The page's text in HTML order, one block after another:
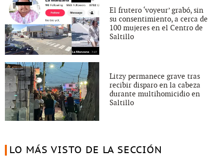
El frutero ‘voyeur’ grabó, sin
su consentimiento, a cerca de
100 mujeres en el Centro de
Saltillo
Litzy permanece grave tras
recibir disparo en la cabeza
durante multihomicidio en
Saltillo
LO MÁS VISTO DE LA SECCIÓN